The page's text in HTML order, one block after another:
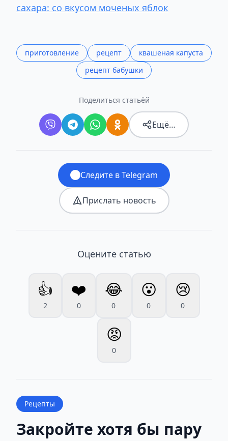
сахара: со вкусом моченых яблок
приготовление рецепт
квашеная капуста
рецепт бабушки
Поделиться статьёй
Ещё…
Следите в Telegram
Прислать новость
Оцените статью
👍
2
❤️
0
😂
0
😮
0
😢
0
😡
0
Рецепты
Закройте хотя бы пару